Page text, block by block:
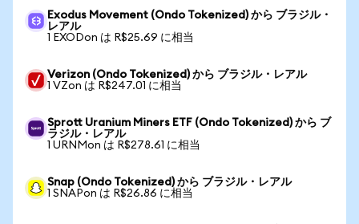
Exodus Movement (Ondo Tokenized) から ブラジル・
レアル
1 EXODon は R$25.69 に相当
Verizon (Ondo Tokenized) から ブラジル・レアル
1 VZon は R$247.01 に相当
Sprott Uranium Miners ETF (Ondo Tokenized) から ブ
ラジル・レアル
1 URNMon は R$278.61 に相当
Snap (Ondo Tokenized) から ブラジル・レアル
1 SNAPon は R$26.86 に相当